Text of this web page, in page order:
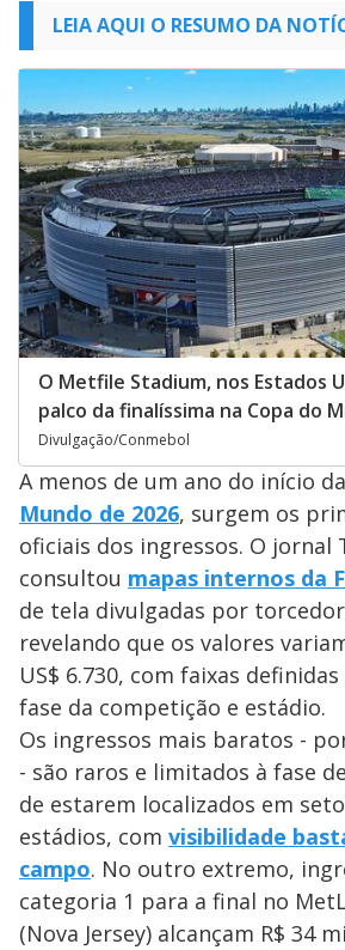
LEIA AQUI O RESUMO DA
O Metfile Stadium, nos Estados
palco da finalíssima na Copa do
Divulgação/Conmebol
A menos de um ano do início da
Mundo de 2026, surgem os
oficiais dos ingressos. O jornal
consultou mapas internos da
de tela divulgadas por
revelando que os valores
US$ 6.730, com faixas
fase da competição e estádio.
Os ingressos mais baratos -
- são raros e limitados à fase
de estarem localizados em
estádios, com visibilidade
campo. No outro extremo,
categoria 1 para a final no
(Nova Jersey) alcançam R$ 34